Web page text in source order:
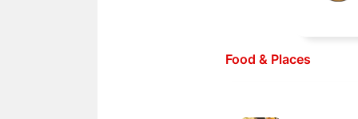
Food & Places